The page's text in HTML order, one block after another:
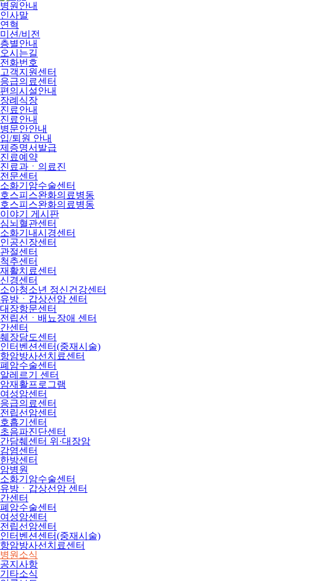
병원안내
인사말
연혁
미션/비전
층별안내
오시는길
전화번호
고객지원센터
응급의료센터
편의시설안내
장례식장
진료안내
진료안내
병문안안내
입/퇴원 안내
제증명서발급
진료예약
진료과ㆍ의료진
전문센터
소화기암수술센터
호스피스완화의료병동
호스피스완화의료병동
이야기 게시판
심뇌혈관센터
소화기내시경센터
인공신장센터
관절센터
척추센터
재활치료센터
신경센터
소아청소년 정신건강센터
유방ㆍ갑상선암 센터
대장항문센터
전립선ㆍ배뇨장애 센터
간센터
췌장담도센터
인터벤션센터(중재시술)
항암방사선치료센터
폐암수술센터
알레르기 센터
암재활프로그램
여성암센터
응급의료센터
전립선암센터
호흡기센터
초음파진단센터
간담췌센터 위·대장암
감염센터
한방센터
암병원
소화기암수술센터
유방ㆍ갑상선암 센터
간센터
폐암수술센터
여성암센터
전립선암센터
인터벤션센터(중재시술)
항암방사선치료센터
병원소식
공지사항
기타소식